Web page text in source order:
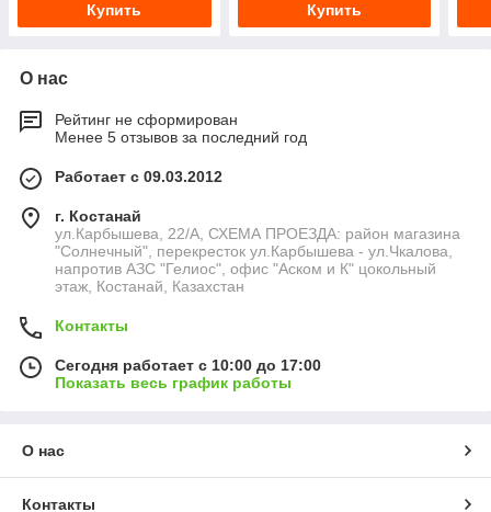
Купить Купить
О нас
Рейтинг не сформирован
Менее 5 отзывов за последний год
Работает с 09.03.2012
г. Костанай
ул.Карбышева, 22/А, СХЕМА ПРОЕЗДА: район магазина
"Солнечный", перекресток ул.Карбышева - ул.Чкалова,
напротив АЗС "Гелиос", офис "Аском и К" цокольный
этаж, Костанай, Казахстан
Контакты
Сегодня работает с 10:00 до 17:00
Показать весь график работы
О нас
Контакты